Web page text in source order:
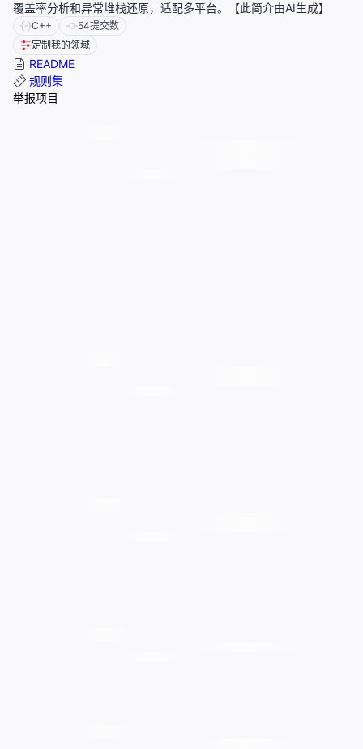
覆盖率分析和异常堆栈还原，适配多平台。【此简介由AI生成】
C++ 54提交数
定制我的领域
README
规则集
举报项目